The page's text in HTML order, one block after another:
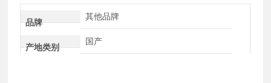
品牌
其他品牌
产地类别
国产